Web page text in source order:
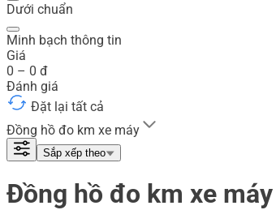
Dưới chuẩn
Minh bạch thông tin
Giá
0 – 0 đ
Đánh giá
Đặt lại tất cả
Đồng hồ đo km xe máy
Sắp xếp theo
Đồng hồ đo km xe máy